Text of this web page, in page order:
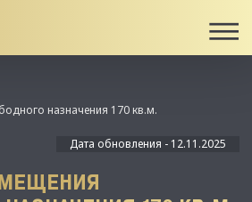
назначения 170 кв.м.
Дата обновления - 12.11.2025